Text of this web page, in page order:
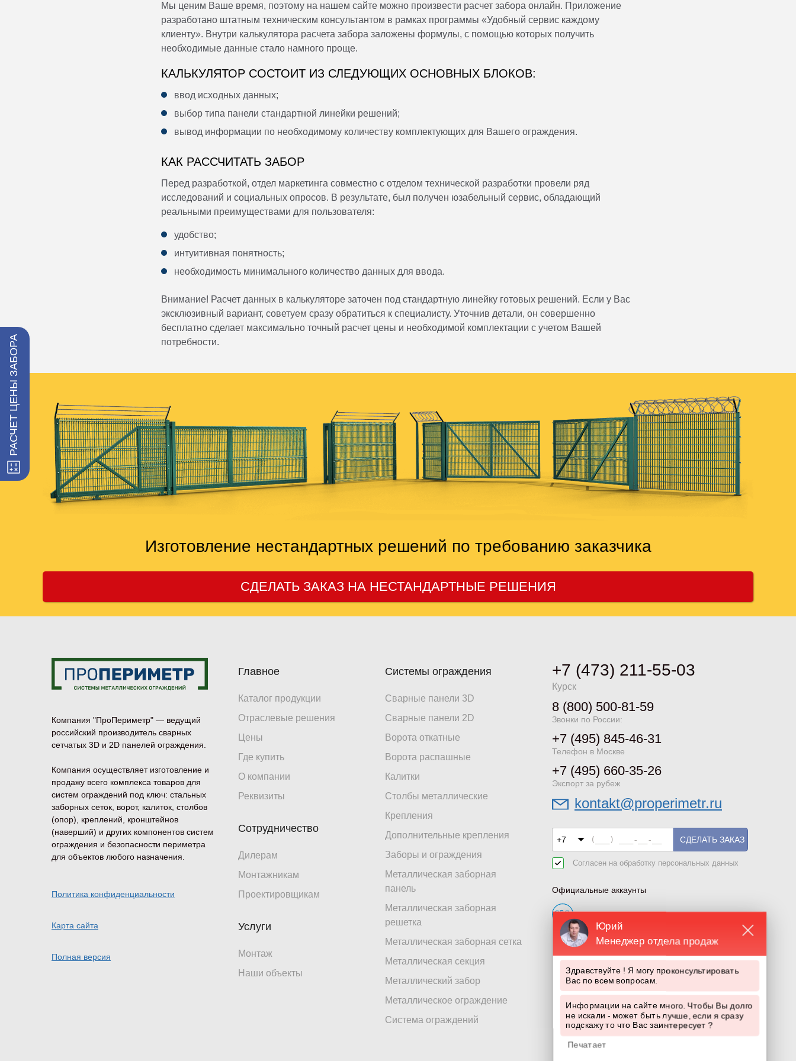
РАСЧЕТ ЦЕНЫ ЗАБОРА
Мы ценим Ваше время, поэтому на нашем сайте можно произвести расчет забора онлайн. Приложение
разработано штатным техническим консультантом в рамках программы «Удобный сервис каждому
клиенту». Внутри калькулятора расчета забора заложены формулы, с помощью которых получить
необходимые данные стало намного проще.
КАЛЬКУЛЯТОР СОСТОИТ ИЗ СЛЕДУЮЩИХ ОСНОВНЫХ БЛОКОВ:
ввод исходных данных;
выбор типа панели стандартной линейки решений;
вывод информации по необходимому количеству комплектующих для Вашего ограждения.
КАК РАССЧИТАТЬ ЗАБОР
Перед разработкой, отдел маркетинга совместно с отделом технической разработки провели ряд
исследований и социальных опросов. В результате, был получен юзабельный сервис, обладающий
реальными преимуществами для пользователя:
удобство;
интуитивная понятность;
необходимость минимального количество данных для ввода.
Внимание! Расчет данных в калькуляторе заточен под стандартную линейку готовых решений. Если у Вас
эксклюзивный вариант, советуем сразу обратиться к специалисту. Уточнив детали, он совершенно
бесплатно сделает максимально точный расчет цены и необходимой комплектации с учетом Вашей
потребности.
Изготовление нестандартных решений по требованию заказчика
СДЕЛАТЬ ЗАКАЗ НА НЕСТАНДАРТНЫЕ РЕШЕНИЯ
Юрий
Менеджер отдела продаж
Здравствуйте ! Я могу проконсультировать
Вас по всем вопросам.
Информации на сайте много. Чтобы Вы долго
не искали - может быть лучше, если я сразу
подскажу то что Вас заинтересует ?
Компания "ПроПериметр" — ведущий
российский производитель сварных
сетчатых 3D и 2D панелей ограждения.
Компания осуществляет изготовление и
продажу всего комплекса товаров для
систем ограждений под ключ: стальных
заборных сеток, ворот, калиток, столбов
(опор), креплений, кронштейнов
(наверший) и других компонентов систем
ограждения и безопасности периметра
для объектов любого назначения.
Политика конфиденциальности
Карта сайта
Полная версия
Главное
Каталог продукции
Отраслевые решения
Цены
Где купить
О компании
Реквизиты
Системы ограждения
Сварные панели 3D
Сварные панели 2D
Ворота откатные
Ворота распашные
Калитки
Столбы металлические
Крепления
Дополнительные крепления
Заборы и ограждения
Металлическая заборная
панель
Металлическая заборная
решетка
Металлическая заборная сетка
Металлическая секция
Металлический забор
Металлическое ограждение
Система ограждений
Сотрудничество
Дилерам
Монтажникам
Проектировщикам
Услуги
Монтаж
Наши объекты
+7 (473) 211-55-03
Курск
8 (800) 500-81-59
Звонки по России:
+7 (495) 845-46-31
Телефон в Москве
+7 (495) 660-35-26
Экспорт за рубеж
kontakt@properimetr.ru
СДЕЛАТЬ ЗАКАЗ
Согласен на обработку персональных данных
Официальные аккаунты